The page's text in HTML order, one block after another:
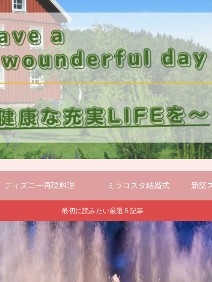
ディズニー再現料理 ミラコスタ結婚式 新築
最初に読みたい厳選５記事